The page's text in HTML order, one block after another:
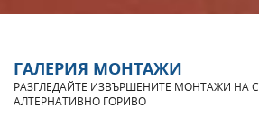
ГАЛЕРИЯ МОНТАЖИ
РАЗГЛЕДАЙТЕ ИЗВЪРШЕНИТЕ МОНТАЖИ НА
АЛТЕРНАТИВНО ГОРИВО